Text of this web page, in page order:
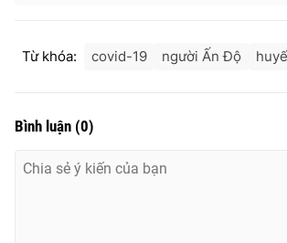
Từ khóa: covid-19 người Ấn Độ
Bình luận (0)